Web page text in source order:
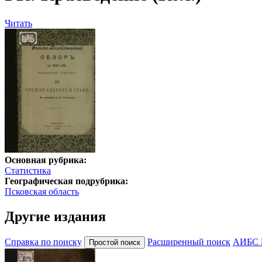
Читать
Основная рубрика:
Статистика
Географическая подрубрика:
Псковская область
Другие издания
Справка по поиску Расширенный поиск АИБС